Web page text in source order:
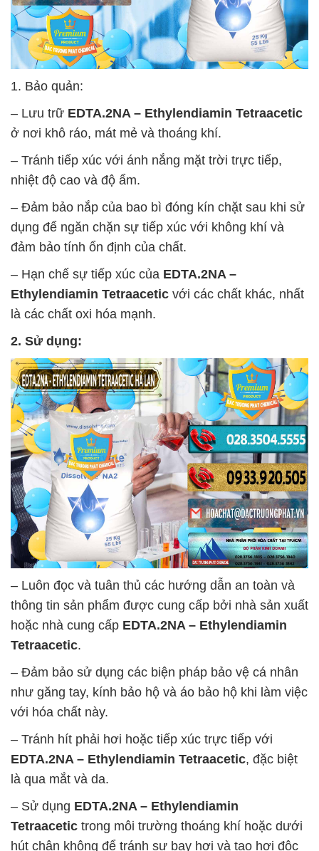
1. Bảo quản:
– Lưu trữ EDTA.2NA – Ethylendiamin Tetraacetic
ở nơi khô ráo, mát mẻ và thoáng khí.
– Tránh tiếp xúc với ánh nắng mặt trời trực tiếp,
nhiệt độ cao và độ ẩm.
– Đảm bảo nắp của bao bì đóng kín chặt sau khi sử
dụng để ngăn chặn sự tiếp xúc với không khí và
đảm bảo tính ổn định của chất.
– Hạn chế sự tiếp xúc của EDTA.2NA –
Ethylendiamin Tetraacetic với các chất khác, nhất
là các chất oxi hóa mạnh.
2. Sử dụng:
– Luôn đọc và tuân thủ các hướng dẫn an toàn và
thông tin sản phẩm được cung cấp bởi nhà sản xuất
hoặc nhà cung cấp EDTA.2NA – Ethylendiamin
Tetraacetic.
– Đảm bảo sử dụng các biện pháp bảo vệ cá nhân
như găng tay, kính bảo hộ và áo bảo hộ khi làm việc
với hóa chất này.
– Tránh hít phải hơi hoặc tiếp xúc trực tiếp với
EDTA.2NA – Ethylendiamin Tetraacetic, đặc biệt
là qua mắt và da.
– Sử dụng EDTA.2NA – Ethylendiamin
Tetraacetic trong môi trường thoáng khí hoặc dưới
hút chân không để tránh sự bay hơi và tạo hơi độc